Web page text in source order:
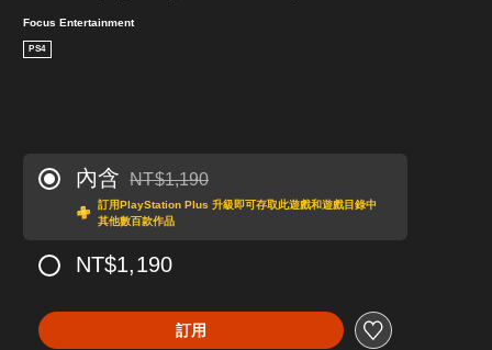
Focus Entertainment
PS4
內含 折扣前原價為NT$1,190
NT$1,190
訂用PlayStation Plus 升級即可存取此遊戲和遊戲目錄中
其他數百款作品
NT$1,190
訂用